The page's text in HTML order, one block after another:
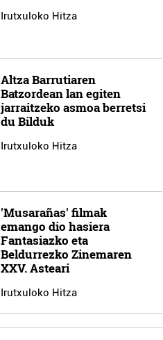
Irutxuloko Hitza
Altza Barrutiaren
Batzordean lan egiten
jarraitzeko asmoa berretsi
du Bilduk
Irutxuloko Hitza
'Musarañas' filmak
emango dio hasiera
Fantasiazko eta
Beldurrezko Zinemaren
XXV. Asteari
Irutxuloko Hitza